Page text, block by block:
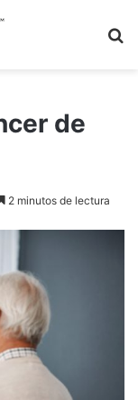
de
2 minutos de lectura